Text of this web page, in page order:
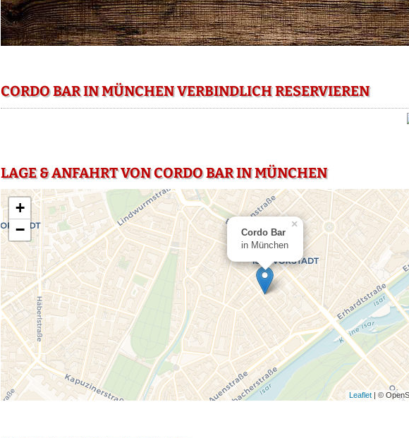
CORDO BAR IN MÜNCHEN VERBINDLICH RESERVIEREN
LAGE & ANFAHRT VON CORDO BAR IN MÜNCHEN
Cordo Bar
in München
×
+
−
Leaflet | ©